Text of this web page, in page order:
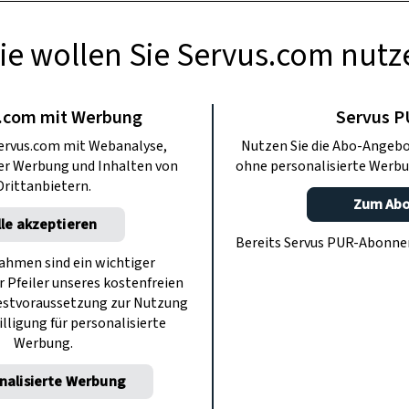
Himbeer-
herstellen
mit Milch und Honig, erweitern das
und Himbeeren und wappnen so
für den Winter.
wollen Sie Servus.com
mit Werbung
mit Webanalyse,
Werbung und Inhalten von
akzeptieren
sind ein wichtiger
unseres kostenfreien
zur Nutzung
für personalisierte
Werbung.
Werbung
Servus
Nutzen Sie die Abo-
ohne personalisierte
Zum
Bereits Servus PUR-